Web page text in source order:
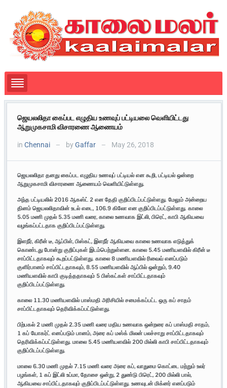
ஜெயலலிதா கைப்பட எழுதிய உணவுப் பட்டியலை வெளியிட்டது
ஆறுமுகசாமி விசாரணை ஆணையம்
inChennai — byGaffar — May 26, 2018
ஜெயலலிதாதனதுகைப்படஎழுதியஉணவுப்பட்டியல்எனகூறி,பட்டியல்ஒன்றை
ஆறுமுகசாமிவிசாரணைஆணையம்வெளியிட்டுள்ளது.
அந்தபட்டியலில் 2016ஆகஸ்ட் 2எனதேதிகுறிப்பிடப்பட்டுள்ளது.மேலும்அன்றைய
தினம்ஜெயலலிதாவின்உடல்எடை, 106.9கிலோஎனகுறிப்பிடப்பட்டுள்ளது.காலை
5.05மணிமுதல் 5.35மணிவரை,காலைஉணவாகஇட்லி,பிரெட்,காபிஆகியவை
வழங்கப்பட்டதாககுறிப்பிடப்பட்டுள்ளது.
இளநீர்,கிரீன்டீ,ஆப்பிள்,பிஸ்கட்,இளநீர்ஆகியவைகாலைஉணவாகஎடுத்துக்
கொண்டதுபோன்றுகுறிப்புகள்இடம்பெற்றுள்ளன.காலை 5.45மணியளவில்கிரீன்டீ
சாப்பிட்டதாகவும்கூறப்பட்டுள்ளது.காலை 8மணியளவில்ரிவைவ்எனப்படும்
குளிர்பானம்சாப்பிட்டதாகவும், 8.55மணியளவில்ஆப்பில்ஒன்றும், 9.40
மணியளவில்காபிகுடித்ததாகவும் 5பிஸ்கட்கள்சாப்பிட்டதாகவும்
குறிப்பிடப்பட்டுள்ளது.
காலை 11.30மணியளவில்பாஸ்மதிஅரிசியில்சமைக்கப்பட்டஒருகப்சாதம்
சாப்பிட்டதாகவும்தெரிவிக்கப்பட்டுள்ளது.
பிற்பகல் 2மணிமுதல் 2.35மணிவரைமதியஉணவாகஒன்றரைகப்பாஸ்மதிசாதம்,
1கப்யோகர்ட்எனப்படும்பானம்,அரைகப்மஸ்க்மிலன்பலச்சாறுசாப்பிட்டதாகவும்
தெரிவிக்கப்பட்டுள்ளது.மாலை 5.45மணியளவில் 200மில்லிகாபிசாப்பிட்டதாகவும்
குறிப்பிடப்பட்டுள்ளது.
மாலை 6.30மணிமுதல் 7.15மணிவரைஅரைகப்,வாதுமைகொட்டைமற்றும்உலர்
பழங்கள், 1கப்இட்லிஉப்மா,தோசைஒன்று, 2துண்டுபிரெட், 200மில்லிபால்,
ஆகியவைசாப்பிட்டதாகவும்குறிப்பிடப்பட்டுள்ளது.உணவுடன்மிக்னர்எனப்படும்